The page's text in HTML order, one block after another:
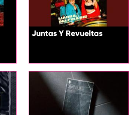
Juntas Y Revueltas